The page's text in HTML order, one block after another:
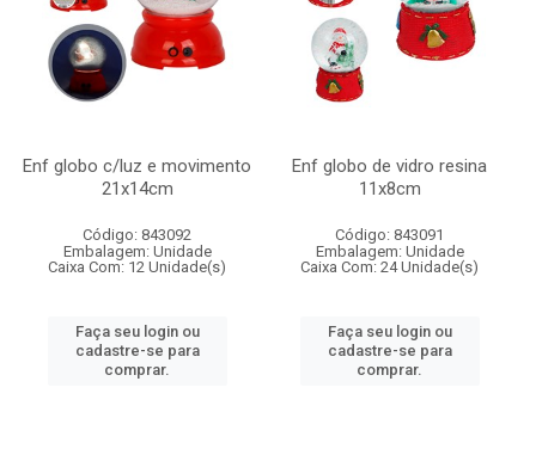
Enf globo c/luz e movimento
21x14cm
Código: 843092
Embalagem: Unidade
Caixa Com: 12 Unidade(s)
Faça seu login ou
cadastre-se para
comprar.
Enf globo de vidro resina
11x8cm
Código: 843091
Embalagem: Unidade
Caixa Com: 24 Unidade(s)
Faça seu login ou
cadastre-se para
comprar.